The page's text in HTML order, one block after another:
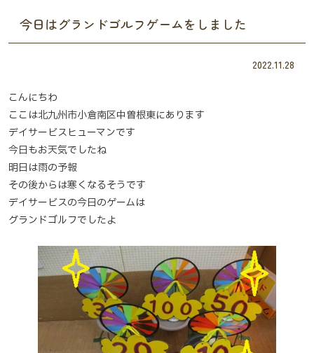
今日はグランドゴルフゲームをしました
2022.11.28
こんにちわ
ここは北九州市小倉南区中曽根東にあります
デイサービスヒューマンです
今日もお天気でしたね
明日は雨の予報
その後からは寒くなるそうです
デイサービスの今日のゲームは
グランドゴルフでしたよ